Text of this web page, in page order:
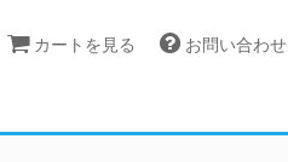
カートを見る お問い合わせ